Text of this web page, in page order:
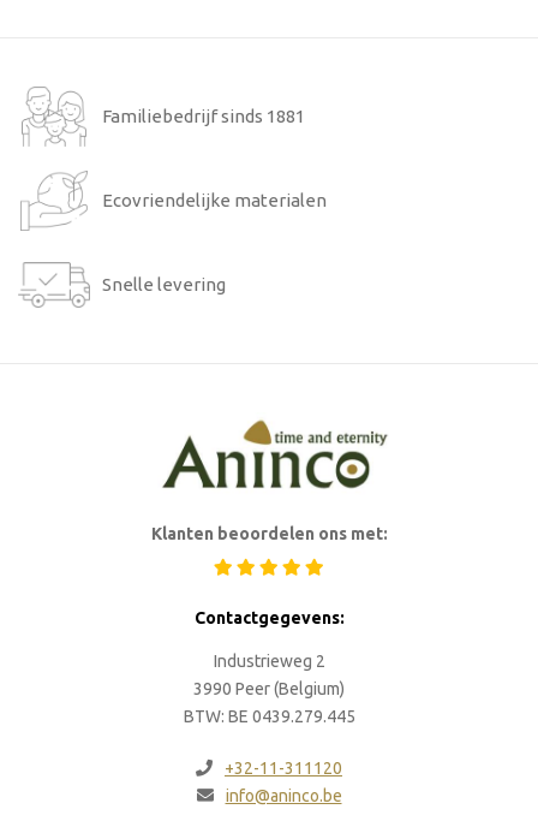
Familiebedrijf sinds 1881
Ecovriendelijke materialen
Snelle levering
Klanten beoordelen ons met:
Contactgegevens:
Industrieweg 2
3990 Peer (Belgium)
BTW: BE 0439.279.445
+32-11-311120
info@aninco.be